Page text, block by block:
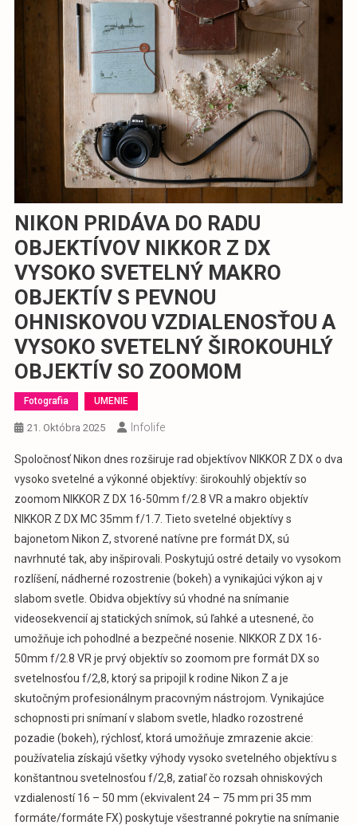
NIKON PRIDÁVA DO RADU
OBJEKTÍVOV NIKKOR Z DX
VYSOKO SVETELNÝ MAKRO
OBJEKTÍV S PEVNOU
OHNISKOVOU VZDIALENOSŤOU A
VYSOKO SVETELNÝ ŠIROKOUHLÝ
OBJEKTÍV SO ZOOMOM
Fotografia UMENIE
21. Októbra 2025 Infolife
Spoločnosť Nikon dnes rozširuje rad objektívov NIKKOR Z DX o dva
vysoko svetelné a výkonné objektívy: širokouhlý objektív so
zoomom NIKKOR Z DX 16-50mm f/2.8 VR a makro objektív
NIKKOR Z DX MC 35mm f/1.7. Tieto svetelné objektívy s
bajonetom Nikon Z, stvorené natívne pre formát DX, sú
navrhnuté tak, aby inšpirovali. Poskytujú ostré detaily vo vysokom
rozlíšení, nádherné rozostrenie (bokeh) a vynikajúci výkon aj v
slabom svetle. Obidva objektívy sú vhodné na snímanie
videosekvencií aj statických snímok, sú ľahké a utesnené, čo
umožňuje ich pohodlné a bezpečné nosenie. NIKKOR Z DX 16-
50mm f/2.8 VR je prvý objektív so zoomom pre formát DX so
svetelnosťou f/2,8, ktorý sa pripojil k rodine Nikon Z a je
skutočným profesionálnym pracovným nástrojom. Vynikajúce
schopnosti pri snímaní v slabom svetle, hladko rozostrené
pozadie (bokeh), rýchlosť, ktorá umožňuje zmrazenie akcie:
používatelia získajú všetky výhody vysoko svetelného objektívu s
konštantnou svetelnosťou f/2,8, zatiaľ čo rozsah ohniskových
vzdialeností 16 – 50 mm (ekvivalent 24 – 75 mm pri 35 mm
formáte/formáte FX) poskytuje všestranné pokrytie na snímanie